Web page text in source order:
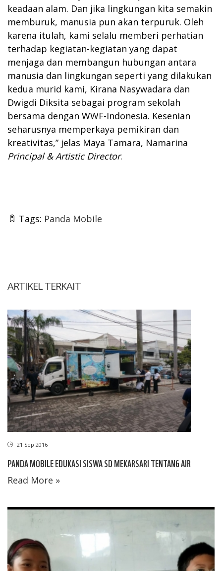
keadaan alam. Dan jika lingkungan kita semakin
memburuk, manusia pun akan terpuruk. Oleh
karena itulah, kami selalu memberi perhatian
terhadap kegiatan-kegiatan yang dapat
menjaga dan membangun hubungan antara
manusia dan lingkungan seperti yang dilakukan
kedua murid kami, Kirana Nasywadara dan
Dwigdi Diksita sebagai program sekolah
bersama dengan WWF-Indonesia. Kesenian
seharusnya memperkaya pemikiran dan
kreativitas,” jelas Maya Tamara, Namarina
Principal & Artistic Director.
Tags: Panda Mobile
ARTIKEL TERKAIT
21 Sep 2016
PANDA MOBILE EDUKASI SISWA SD MEKARSARI TENTANG AIR
Read More »